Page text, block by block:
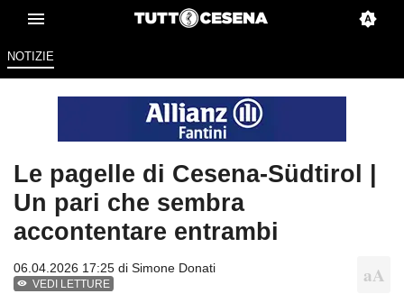
NOTIZIE
Le pagelle di Cesena-Südtirol |
Un pari che sembra
accontentare entrambi
06.04.2026 17:25 di Simone Donati
VEDI LETTURE